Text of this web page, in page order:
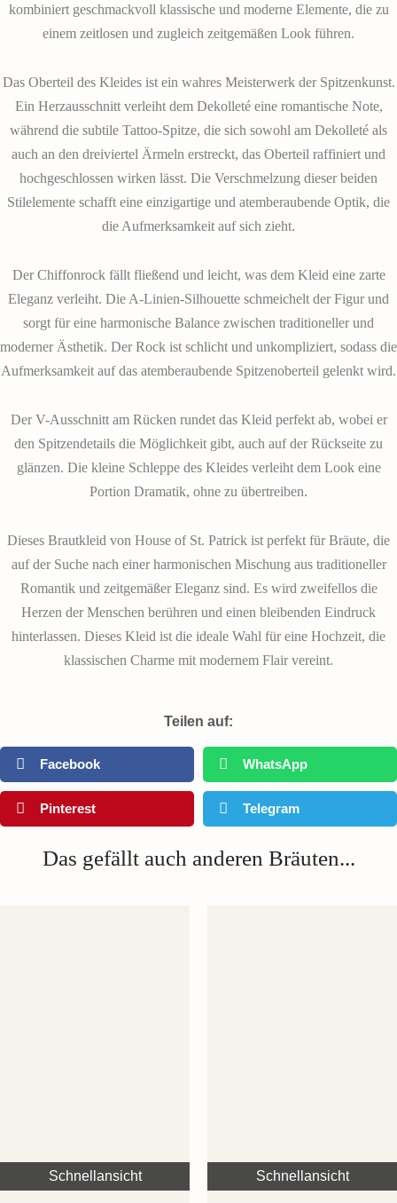
kombiniert geschmackvoll klassische und moderne Elemente, die zu
einem zeitlosen und zugleich zeitgemäßen Look führen.
Das Oberteil des Kleides ist ein wahres Meisterwerk der Spitzenkunst.
Ein Herzausschnitt verleiht dem Dekolleté eine romantische Note,
während die subtile Tattoo-Spitze, die sich sowohl am Dekolleté als
auch an den dreiviertel Ärmeln erstreckt, das Oberteil raffiniert und
hochgeschlossen wirken lässt. Die Verschmelzung dieser beiden
Stilelemente schafft eine einzigartige und atemberaubende Optik, die
die Aufmerksamkeit auf sich zieht.
Der Chiffonrock fällt fließend und leicht, was dem Kleid eine zarte
Eleganz verleiht. Die A-Linien-Silhouette schmeichelt der Figur und
sorgt für eine harmonische Balance zwischen traditioneller und
moderner Ästhetik. Der Rock ist schlicht und unkompliziert, sodass die
Aufmerksamkeit auf das atemberaubende Spitzenoberteil gelenkt wird.
Der V-Ausschnitt am Rücken rundet das Kleid perfekt ab, wobei er
den Spitzendetails die Möglichkeit gibt, auch auf der Rückseite zu
glänzen. Die kleine Schleppe des Kleides verleiht dem Look eine
Portion Dramatik, ohne zu übertreiben.
Dieses Brautkleid von House of St. Patrick ist perfekt für Bräute, die
auf der Suche nach einer harmonischen Mischung aus traditioneller
Romantik und zeitgemäßer Eleganz sind. Es wird zweifellos die
Herzen der Menschen berühren und einen bleibenden Eindruck
hinterlassen. Dieses Kleid ist die ideale Wahl für eine Hochzeit, die
klassischen Charme mit modernem Flair vereint.
Teilen auf:
Facebook WhatsApp
Pinterest Telegram
Das gefällt auch anderen Bräuten...
Schnellansicht Schnellansicht